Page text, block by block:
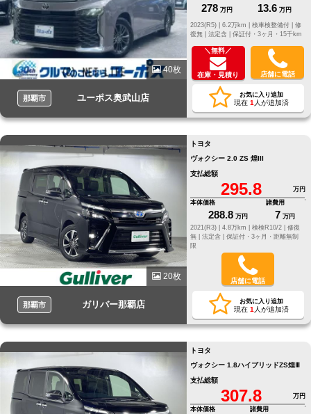
40枚
那覇市 ユーポス奥武山店
278 万円 13.6 万円
修
復無 | 法定含 | 保証付・3ヶ月・15千km
＼無料／
在庫・見積り 店舗に電話
お気に入り追加
現在 1 人が追加済
20枚
那覇市 ガリバー那覇店
トヨタ
ヴォクシー 2.0 ZS 煌III
支払総額
295.8
万円
本体価格
288.8 万円
諸費用
7 万円
2021(R3) |
4.8万km | 検検R10/2 | 修復
無 | 法定含 | 保証付・3ヶ月・距離無制
限
店舗に電話
お気に入り追加
現在 1 人が追加済
トヨタ
ヴォクシー 1.8ハイブリッドZS煌Ⅲ
支払総額
307.8
万円
本体価格
諸費用